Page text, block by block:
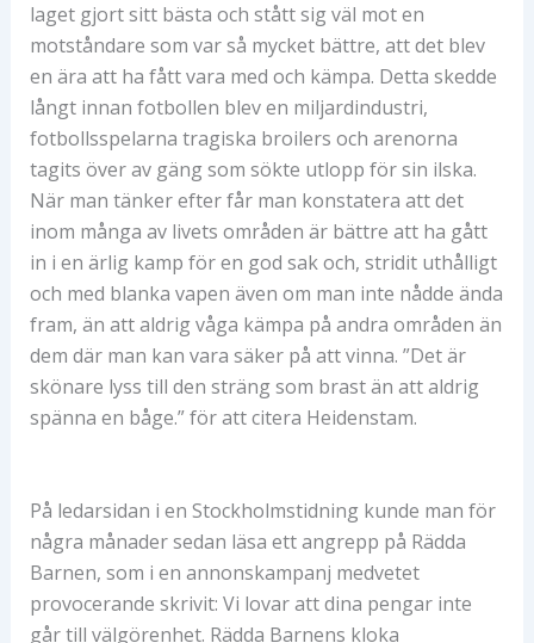
laget gjort sitt bästa och stått sig väl mot en
motståndare som var så mycket bättre, att det blev
en ära att ha fått vara med och kämpa. Detta skedde
långt innan fotbollen blev en miljardindustri,
fotbollsspelarna tragiska broilers och arenorna
tagits över av gäng som sökte utlopp för sin ilska.
När man tänker efter får man konstatera att det
inom många av livets områden är bättre att ha gått
in i en ärlig kamp för en god sak och, stridit uthålligt
och med blanka vapen även om man inte nådde ända
fram, än att aldrig våga kämpa på andra områden än
dem där man kan vara säker på att vinna. ”Det är
skönare lyss till den sträng som brast än att aldrig
spänna en båge.” för att citera Heidenstam.
På ledarsidan i en Stockholmstidning kunde man för
några månader sedan läsa ett angrepp på Rädda
Barnen, som i en annonskampanj medvetet
provocerande skrivit: Vi lovar att dina pengar inte
går till välgörenhet. Rädda Barnens kloka